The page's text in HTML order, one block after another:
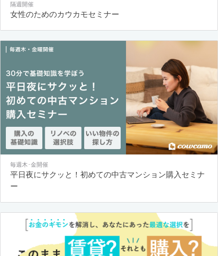
隔週開催
女性のためのカウカモセミナー
毎週木･金開催
平日夜にサクッと！初めての中古マンション購入セミナ
ー